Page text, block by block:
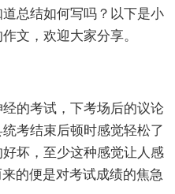
总结如何写吗？以下是小
文，欢迎大家分享。
的考试，下考场后的议论
考结束后顿时感觉轻松了
坏，至少这种感觉让人感
的便是对考试成绩的焦急